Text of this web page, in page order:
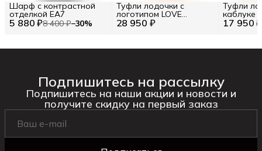
5 880 ₽8 400 ₽−30%
Шарф с контрастной
отделкой EA7
28 950 ₽
Туфли лодочки с
логотипом LOVE
MOSCHINO 17 950 ₽
Туфли
каблуке
Подпишитесь на рассылку
Подпишитесь на наши акции и новости и
получите скидку на первый заказ